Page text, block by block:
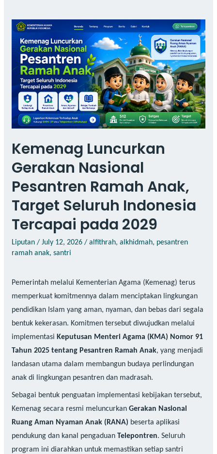
Kemenag Luncurkan
Gerakan Nasional
Pesantren Ramah Anak,
Target Seluruh Indonesia
Tercapai pada 2029
Liputan/ July 12, 2026/ alfithrah, alkhidmah, pesantren
ramah anak, santri
Pemerintah melalui Kementerian Agama (Kemenag) terus
memperkuat komitmennya dalam menciptakan lingkungan
pendidikan Islam yang aman, nyaman, dan bebas dari segala
bentuk kekerasan. Komitmen tersebut diwujudkan melalui
implementasi Keputusan Menteri Agama (KMA) Nomor 91
Tahun 2025 tentang Pesantren Ramah Anak, yang menjadi
landasan utama dalam membangun budaya perlindungan
anak di lingkungan pesantren dan madrasah.
Sebagai bentuk penguatan implementasi kebijakan tersebut,
Kemenag secara resmi meluncurkan Gerakan Nasional
Ruang Aman Nyaman Anak (RANA) beserta aplikasi
pendukung dan kanal pengaduan Telepontren. Seluruh
program ini diarahkan untuk memastikan setiap santri